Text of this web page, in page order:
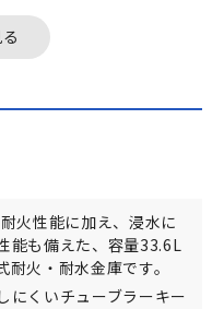
火性能に加え、浸水に
能も備えた、容量33.6L
火・耐水金庫です。
にくいチューブラーキー